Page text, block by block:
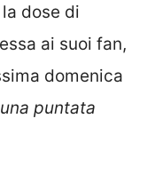
dose di
ai suoi fan,
domenica
puntata